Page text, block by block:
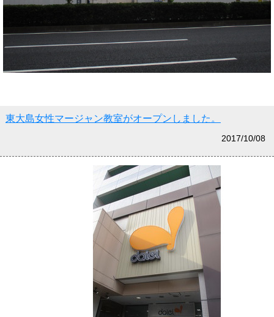
東大島女性マージャン教室がオープンしました。
2017/10/08